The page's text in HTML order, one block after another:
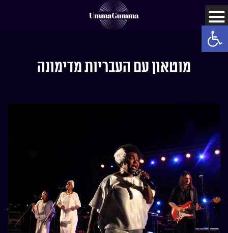
מוטאון עם העבריות מדימונה
Open toolbar